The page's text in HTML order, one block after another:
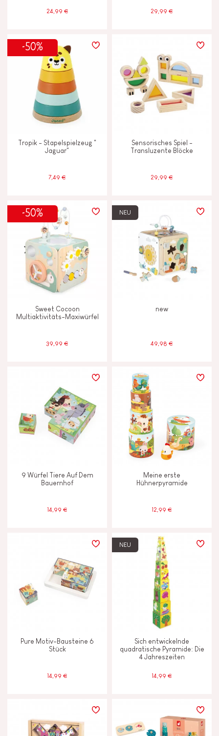
Aufnahmefähigkeit
Gehen, laufen und sich bewegen
Lesen, schreiben und zählen
Motorik und Tastsinn
Tauschen und teilen
Farben auf Wasserbasis
Glocke oder Glöckchen
Haptik
2 - 3 Jahre
4-5 4 - 5 Jahre
Unter 2 Jahren
24,99 € 29,99 €
-50%
Tropik - Stapelspielzeug "
Jaguar"
7,49 €
Sensorisches Spiel -
Transluzente Blöcke
29,99 €
-50%
Sweet Cocoon
Multiaktivitäts-Maxiwürfel
39,99 €
NEU
new
49,98 €
9 Würfel Tiere Auf Dem
Bauernhof
14,99 €
Meine erste
Hühnerpyramide
12,99 €
Pure Motiv-Bausteine 6
Stück
14,99 €
NEU
Sich entwickelnde
quadratische Pyramide: Die
4 Jahreszeiten
14,99 €